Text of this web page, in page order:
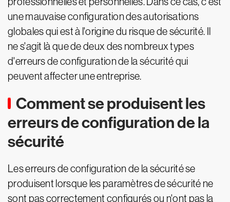
une mauvaise configuration des autorisations
globales qui est à l'origine du risque de sécurité. Il
ne s'agit là que de deux des nombreux types
d'erreurs de configuration de la sécurité qui
peuvent affecter une entreprise.
Comment se produisent les
erreurs de configuration de la
sécurité
Les erreurs de configuration de la sécurité se
produisent lorsque les paramètres de sécurité ne
sont pas correctement configurés ou n'ont pas la